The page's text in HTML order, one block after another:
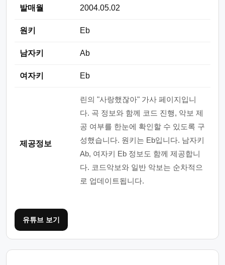
발매월 2004.05.02
원키 Eb
남자키 Ab
여자키 Eb
제공정보
린의 "사랑했잖아" 가사 페이지입니
다. 곡 정보와 함께 코드 진행, 악보 제
공 여부를 한눈에 확인할 수 있도록 구
성했습니다. 원키는 Eb입니다. 남자키
Ab, 여자키 Eb 정보도 함께 제공합니
다. 코드악보와 일반 악보는 순차적으
로 업데이트됩니다.
유튜브 보기